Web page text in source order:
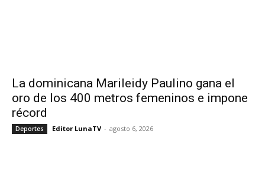
La dominicana Marileidy Paulino gana el
oro de los 400 metros femeninos e impone
récord
Deportes Editor LunaTV - agosto 6, 2026